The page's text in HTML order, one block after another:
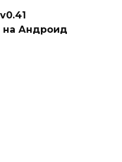
на Андроид